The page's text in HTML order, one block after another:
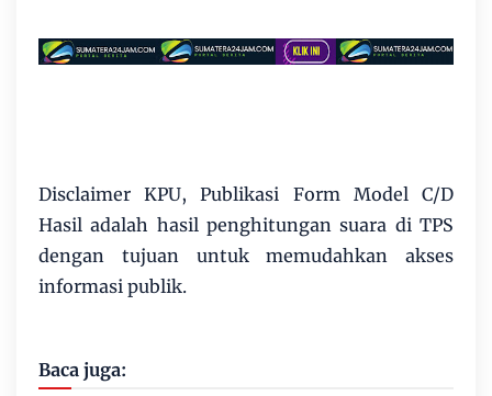
Disclaimer KPU, Publikasi Form Model C/D
Hasil adalah hasil penghitungan suara di TPS
dengan tujuan untuk memudahkan akses
informasi publik.
Baca juga: